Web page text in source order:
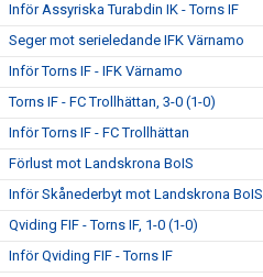
Inför Assyriska Turabdin IK - Torns IF
Seger mot serieledande IFK Värnamo
Inför Torns IF - IFK Värnamo
Torns IF - FC Trollhättan, 3-0 (1-0)
Inför Torns IF - FC Trollhättan
Förlust mot Landskrona BoIS
Inför Skånederbyt mot Landskrona BoIS
Qviding FIF - Torns IF, 1-0 (1-0)
Inför Qviding FIF - Torns IF